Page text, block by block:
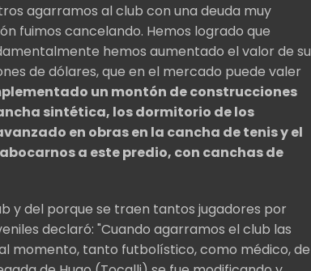
agarramos al club con una deuda muy
fuimos cancelando. Hemos logrado que
hemos aumentado el valor de su
de dólares, que en el mercado puede valer
un montón de construcciones
sintética, los dormitorio de los
en obras en la cancha de tenis y el
a este predio, con canchas de
y del porque se traen tantos jugadores por
declaró: "Cuando agarramos el club las
momento, tanto futbolístico, como médico, de